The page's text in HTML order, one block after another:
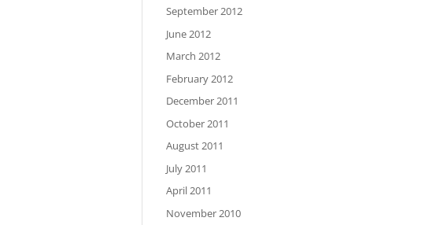
September 2012
June 2012
March 2012
February 2012
December 2011
October 2011
August 2011
July 2011
April 2011
November 2010